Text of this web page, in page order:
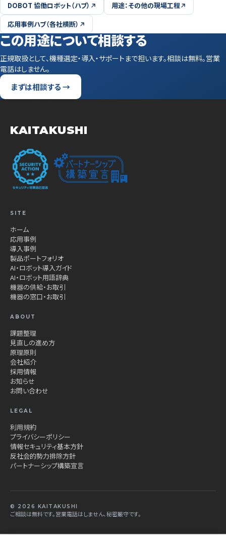
DOBOT 協働ロボット（ハブ）
用途：その他の現場工程
応用事例ハブ（各社横断）
この用途について相談する
正規取扱として、機種選定・導入・サポートまで担います。相談は無料。営業
電話はしません。
まずは相談する →
KAITAKUSHI
SITE
ホーム
応用事例
導入事例
製品ポートフォリオ
AI・ロボット導入ガイド
AI・ロボット用語辞典
機器の供給・お取引
機器の窓口・お取引
ABOUT
課題整理
見直しの進め方
原理原則
会社紹介
採用情報
お知らせ
お問い合わせ
LEGAL
利用規約
プライバシーポリシー
情報セキュリティ基本方針
反社会的勢力排除方針
パートナーシップ構築宣言
© 2026 KAITAKUSHI
ご相談は無料です。営業電話はしません、秘密厳守です。